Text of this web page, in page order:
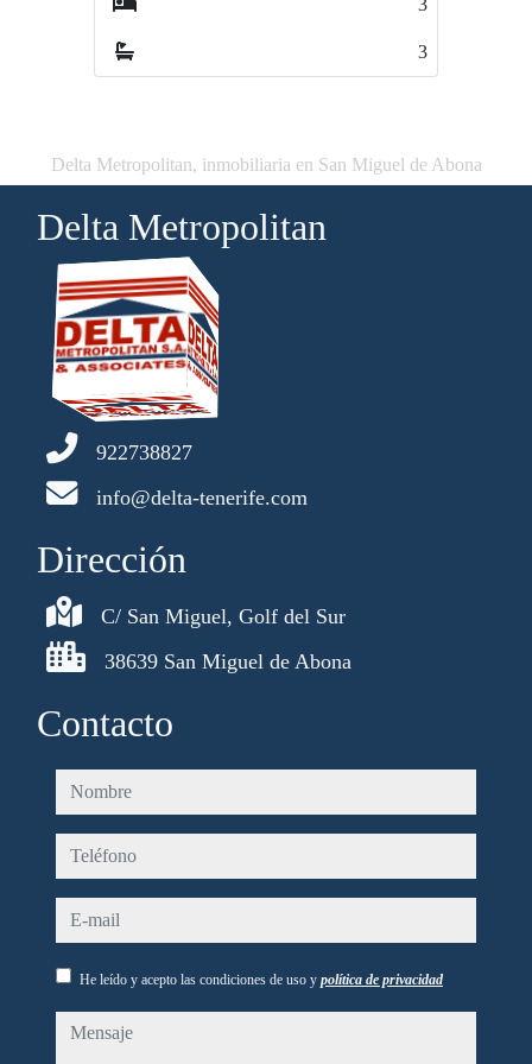
Delta Metropolitan, inmobiliaria en San Miguel de Abona
Delta Metropolitan
922738827
info@delta-tenerife.com
Dirección
C/ San Miguel, Golf del Sur
38639 San Miguel de Abona
Contacto
nombre
teléfono
e-mail
He leído y acepto las condiciones de uso y política de privacidad
mensaje